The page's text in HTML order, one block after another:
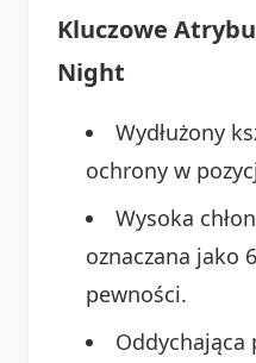
Kluczowe
Night
Wydłużony
ochrony w
Wysoka
oznaczana jako
pewności.
Oddychająca